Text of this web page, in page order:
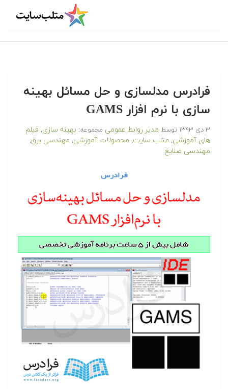
فرادرس مدلسازی و حل مسائل بهینه
سازی با نرم افزار GAMS
۳ دی ۱۳۹۳ توسط مدیر روابط عمومی مجموعه: بهینه سازی, فیلم
های آموزشی, متلب سایت, محصولات آموزشی, مهندسی برق,
مهندسی صنایع